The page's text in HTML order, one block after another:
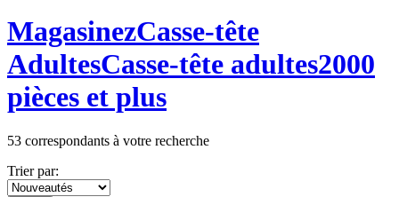
MagasinezCasse-tête
AdultesCasse-tête adultes2000
pièces et plus
53 correspondants à votre recherche
Trier par: